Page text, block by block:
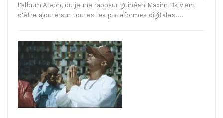
l'album Aleph, du jeune rappeur guinéen Maxim Bk vient
d'être ajouté sur toutes les plateformes digitales.…